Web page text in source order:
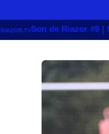
RIAZOR.TVSon de Riazor #9